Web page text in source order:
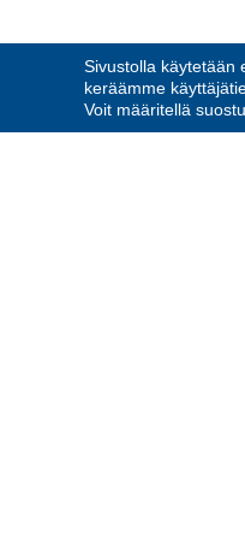
Sivustolla käytetään
keräämme
Voit määritellä